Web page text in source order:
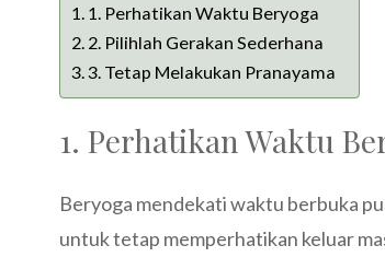
1. Perhatikan Waktu Beryoga
2. Pilihlah Gerakan Sederhana
3. Tetap Melakukan Pranayama
1. Perhatikan Waktu
Beryoga mendekati waktu berbuka
untuk tetap memperhatikan keluar